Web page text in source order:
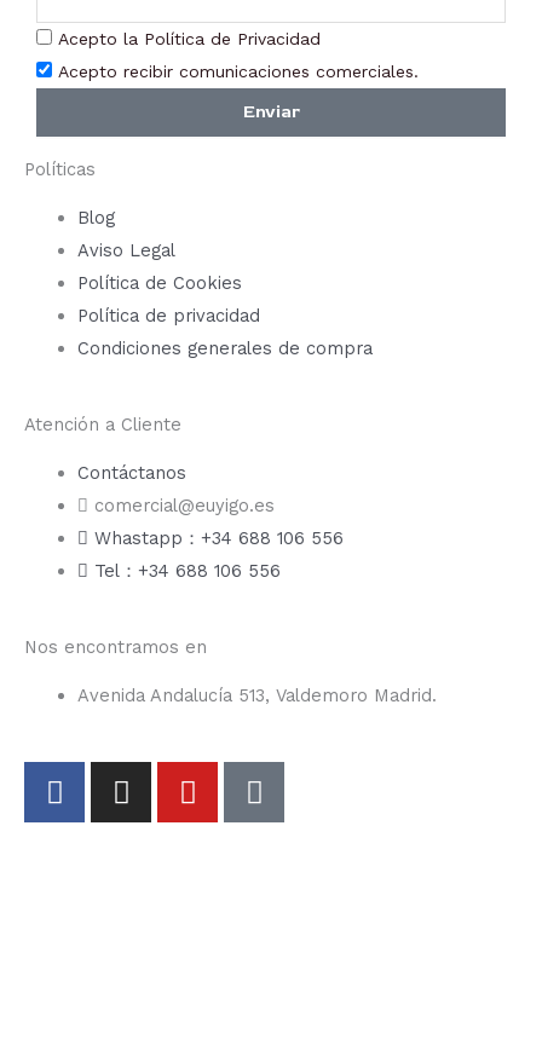
Acepto la Política de Privacidad
Acepto recibir comunicaciones comerciales.
Enviar
Políticas
Blog
Aviso Legal
Política de Cookies
Política de privacidad
Condiciones generales de compra
Atención a Cliente
Contáctanos
comercial@euyigo.es
Whastapp：+34 688 106 556
Tel：+34 688 106 556
Nos encontramos en
Avenida Andalucía 513, Valdemoro Madrid.
F
a
I
n
Y
o
T
i